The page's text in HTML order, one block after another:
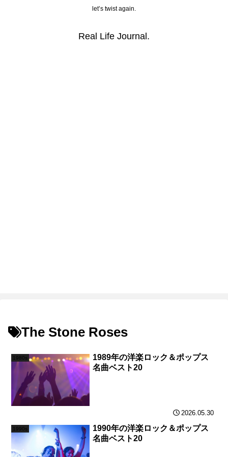
let’s twist again.
Real Life Journal.
The Stone Roses
1980s
1989年の洋楽ロック＆ポップス
名曲ベスト20
2026.05.30
1990s
1990年の洋楽ロック＆ポップス
名曲ベスト20